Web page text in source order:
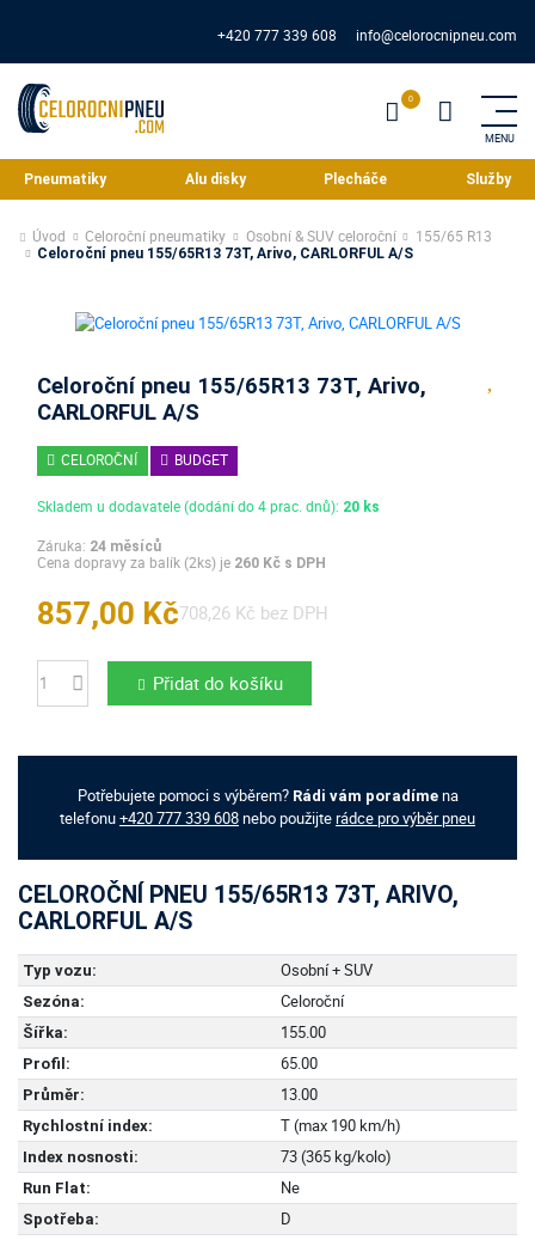
+420 777 339 608 info@celorocnipneu.com
Pneumatiky Alu disky Plecháče Služby
Úvod Celoroční pneumatiky Osobní & SUV celoroční 155/65 R13
Celoroční pneu 155/65R13 73T, Arivo, CARLORFUL A/S
Celoroční pneu 155/65R13 73T, Arivo,
CARLORFUL A/S
CELOROČNÍ BUDGET
Skladem u dodavatele (dodání do 4 prac. dnů): 20 ks
Záruka: 24 měsíců
Cena dopravy za balík (2ks) je 260 Kč s DPH
857,00 Kč708,26 Kč bez DPH
Počet Přidat do košíku
Potřebujete pomoci s výběrem? Rádi vám poradímena
telefonu+420 777 339 608nebo použijterádce pro výběr pneu
CELOROČNÍ PNEU 155/65R13 73T, ARIVO,
CARLORFUL A/S
Typ vozu: Osobní + SUV
Sezóna: Celoroční
Šířka: 155.00
Profil: 65.00
Průměr: 13.00
Rychlostní index: T (max 190 km/h)
Index nosnosti: 73 (365 kg/kolo)
Run Flat: Ne
Spotřeba: D